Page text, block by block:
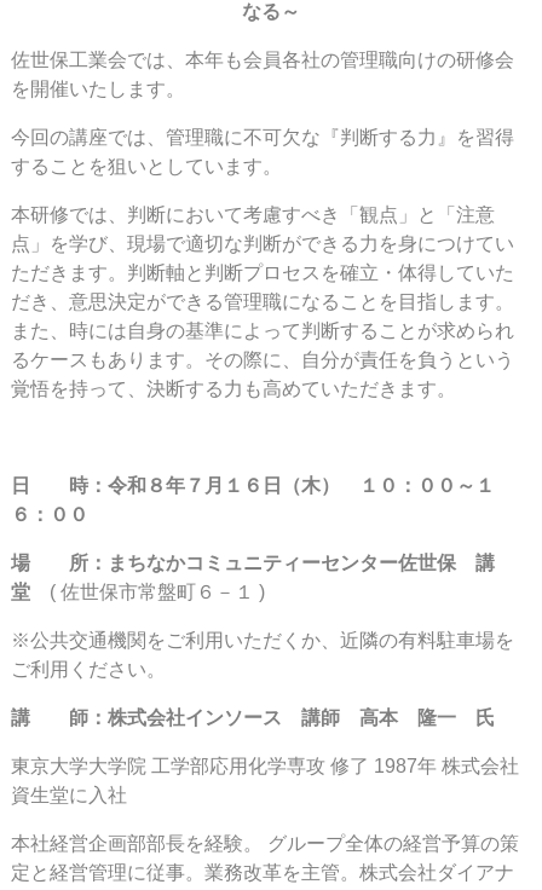
なる～
佐世保工業会では、本年も会員各社の管理職向けの研修会
を開催いたします。
今回の講座では、管理職に不可欠な『判断する力』を習得
することを狙いとしています。
本研修では、判断において考慮すべき「観点」と「注意
点」を学び、現場で適切な判断ができる力を身につけてい
ただきます。判断軸と判断プロセスを確立・体得していた
だき、意思決定ができる管理職になることを目指します。
また、時には自身の基準によって判断することが求められ
るケースもあります。その際に、自分が責任を負うという
覚悟を持って、決断する力も高めていただきます。
日 時：令和８年７月１６日（木） １０：００～１
６：００
場 所：まちなかコミュニティーセンター佐世保
講
堂( 佐世保市常盤町６－１ )
※公共交通機関をご利用いただくか、近隣の有料駐車場を
ご利用ください。
講 師：株式会社インソース 講師 高本 隆一 氏
東京大学大学院 工学部応用化学専攻 修了 1987年 株式会社
資生堂に入社
本社経営企画部部長を経験。 グループ全体の経営予算の策
定と経営管理に従事。業務改革を主管。株式会社ダイアナ